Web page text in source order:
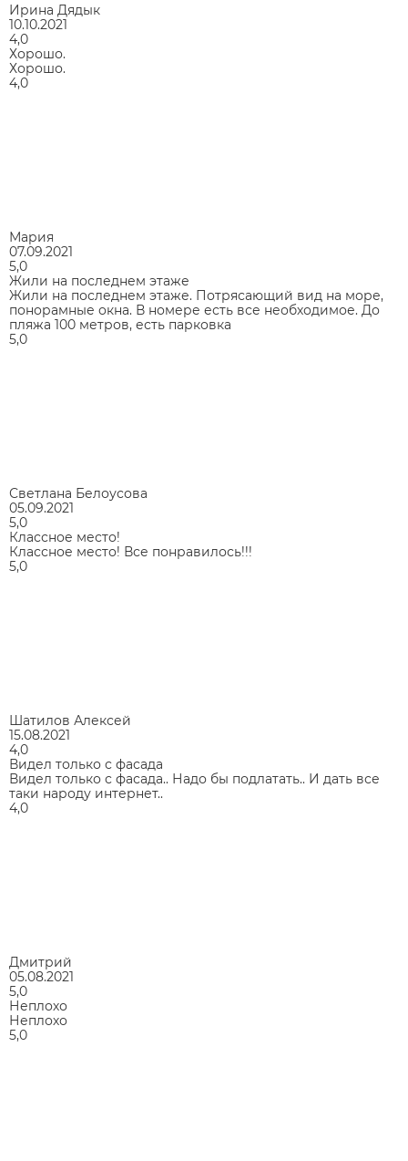
Ирина Дядык
10.10.2021
4,0
Хорошо.
Хорошо.
4,0
Мария
07.09.2021
5,0
Жили на последнем этаже
Жили на последнем этаже. Потрясающий вид на море,
понорамные окна. В номере есть все необходимое. До
пляжа 100 метров, есть парковка
5,0
Светлана Белоусова
05.09.2021
5,0
Классное место!
Классное место! Все понравилось!!!
5,0
Шатилов Алексей
15.08.2021
4,0
Видел только с фасада
Видел только с фасада.. Надо бы подлатать.. И дать все
таки народу интернет..
4,0
Дмитрий
05.08.2021
5,0
Неплохо
Неплохо
5,0